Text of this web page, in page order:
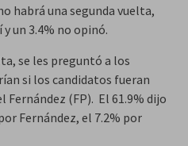
habrá una segunda vuelta,
un 3.4% no opinó.
se les preguntó a los
si los candidatos fueran
Fernández (FP). El 61.9% dijo
Fernández, el 7.2% por